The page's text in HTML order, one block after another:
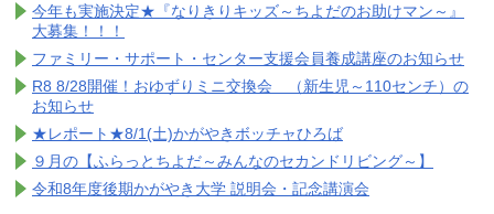
今年も実施決定★『なりきりキッズ～ちよだのお助けマン～』
大募集！！！
ファミリー・サポート・センター支援会員養成講座のお知らせ
R8 8/28開催！おゆずりミニ交換会 （新生児～110センチ）の
お知らせ
★レポート★8/1(土)かがやきボッチャひろば
９月の【ふらっとちよだ～みんなのセカンドリビング～】
令和8年度後期かがやき大学 説明会・記念講演会